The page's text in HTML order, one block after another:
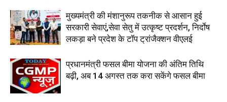
मुख्यमंत्री की मंशानुरूप तकनीक से आसान हुई
सरकारी सेवाएं,सेवा सेतु में उत्कृष्ट प्रदर्शन, निर्दाेष
लकड़ा बने प्रदेश के टॉप ट्रांजैक्शन वीएलई
प्रधानमंत्री फसल बीमा योजना की अंतिम तिथि
बढ़ी, अब 14 अगस्त तक करा सकेंगे फसल बीमा